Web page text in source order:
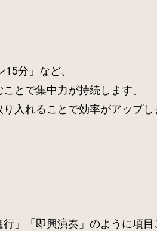
分」など、
とで集中力が持続します。
入れることで効率がアップし
」「即興演奏」のように項